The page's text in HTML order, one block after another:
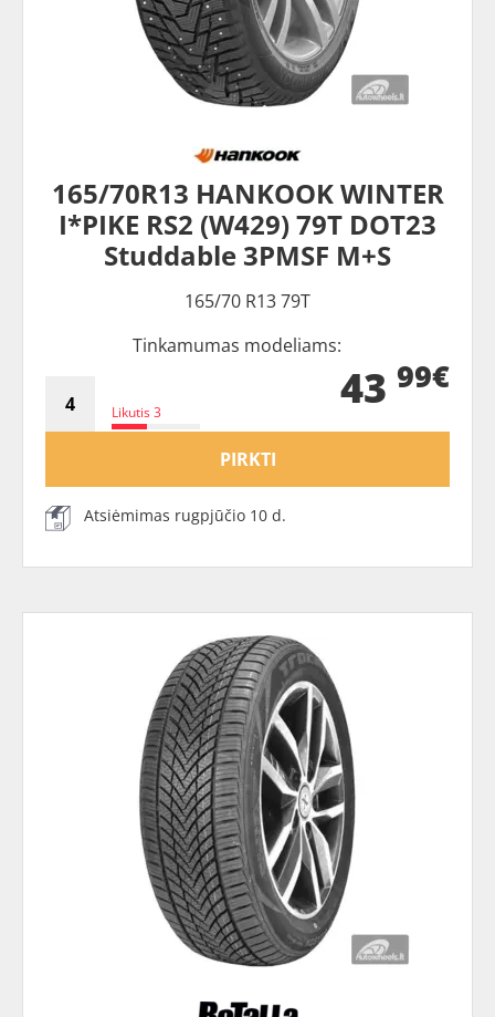
165/70R13 HANKOOK WINTER
I*PIKE RS2 (W429) 79T DOT23
Studdable 3PMSF M+S
165/70 R13 79T
Tinkamumas modeliams:
Likutis 3 43 99€
PIRKTI
Atsiėmimas rugpjūčio 10 d.